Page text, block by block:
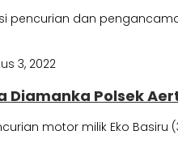
pencurian dan
3, 2022
Diamanka Polsek
motor milik Eko Basiru